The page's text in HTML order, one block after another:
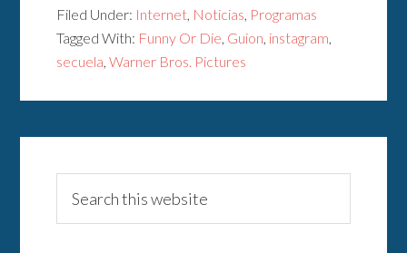
Filed Under: Internet, Noticias, Programas
Tagged With: Funny Or Die, Guion, instagram,
secuela,Warner Bros. Pictures